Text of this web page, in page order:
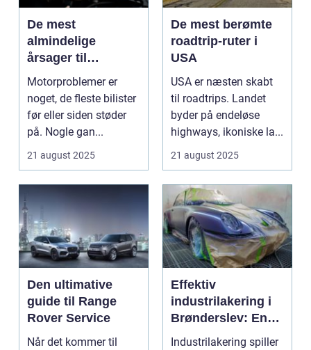
De mest
almindelige
årsager til
motorproblemer
Motorproblemer er
noget, de fleste bilister
før eller siden støder
på. Nogle gan...
21 august 2025
De mest berømte
roadtrip-ruter i
USA
USA er næsten skabt
til roadtrips. Landet
byder på endeløse
highways, ikoniske la...
21 august 2025
Den ultimative
guide til Range
Rover Service
Når det kommer til
Effektiv
industrilakering i
Brønderslev: En
dybdegående
Industrilakering spiller